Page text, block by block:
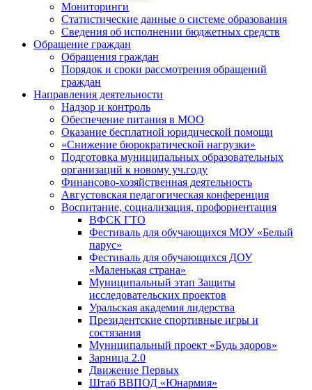
Мониторинги
Статистические данные о системе образования
Сведения об исполнении бюджетных средств
Обращение граждан
Обращения граждан
Порядок и сроки рассмотрения обращений
граждан
Направления деятельности
Надзор и контроль
Обеспечение питания в МОО
Оказание бесплатной юридической помощи
«Снижение бюрократической нагрузки»
Подготовка муниципальных образовательных
организаций к новому уч.году
Финансово-хозяйственная деятельность
Августовская педагогическая конференция
Воспитание, социализация, профориентация
ВФСК ГТО
Фестиваль для обучающихся МОУ «Белый
парус»
Фестиваль для обучающихся ДОУ
«Маленькая страна»
Муниципальный этап Защиты
исследовательских проектов
Уральская академия лидерства
Президентские спортивные игры и
состязания
Муниципальный проект «Будь здоров»
Зарница 2.0
Движение Первых
Штаб ВВПОД «Юнармия»